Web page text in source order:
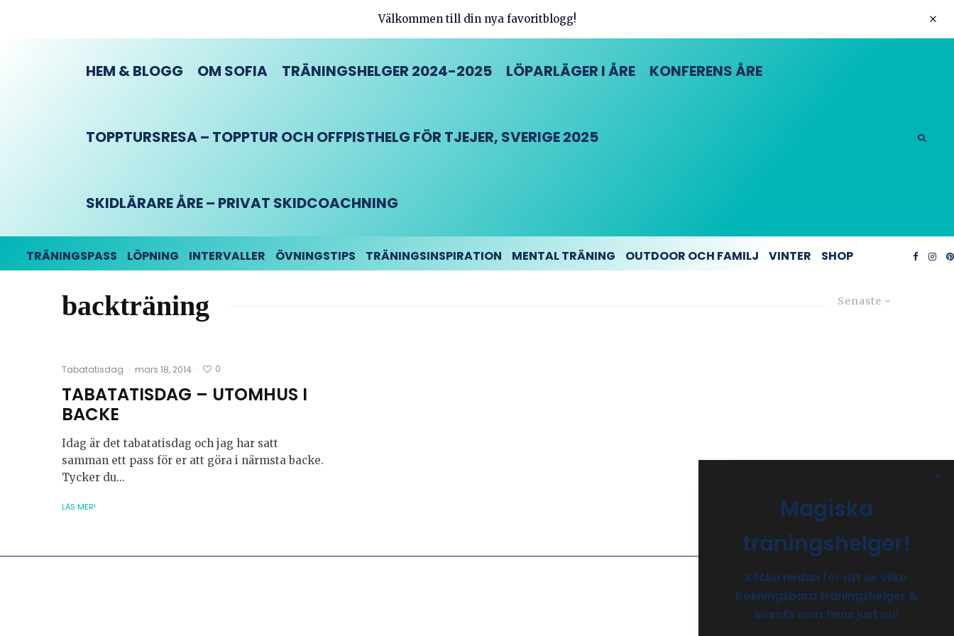
Välkommen till din nya favoritblogg!
HEM & BLOGG OM SOFIA TRÄNINGSHELGER 2024-2025 LÖPARLÄGER I ÅRE KONFERENS ÅRE
TOPPTURSRESA – TOPPTUR OCH OFFPISTHELG FÖR TJEJER, SVERIGE 2025
SKIDLÄRARE ÅRE – PRIVAT SKIDCOACHNING
TRÄNINGSPASS LÖPNING INTERVALLER ÖVNINGSTIPS TRÄNINGSINSPIRATION MENTAL TRÄNING OUTDOOR OCH FAMILJ VINTER SHOP
Senaste
backträning
Tabatatisdag · mars 18, 2014 · 0
TABATATISDAG – UTOMHUS I
BACKE
Idag är det tabatatisdag och jag har satt
samman ett pass för er att göra i närmsta backe.
Tycker du...
LÄS MER!
Magiska
träningshelger!
Klicka nedan för att se vilka
bokningsbara träningshelger &
events som finns just nu!